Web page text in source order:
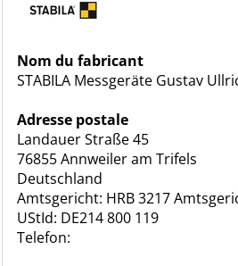
Nom du fabricant
STABILA Messgeräte Gustav
Adresse postale
Landauer Straße 45
76855 Annweiler am Trifels
Deutschland
Amtsgericht: HRB 3217
UStId: DE214 800 119
Telefon: